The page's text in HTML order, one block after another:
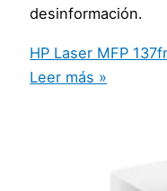
desinformación.
HP Laser MFP
Leer más »